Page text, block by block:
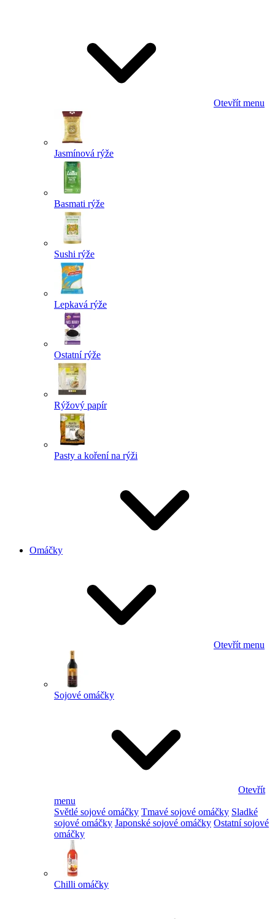
Otevřít menu
Jasmínová rýže
Basmati rýže
Sushi rýže
Lepkavá rýže
Ostatní rýže
Rýžový papír
Pasty a koření na rýži
Omáčky
Otevřít menu
Sojové omáčky
Otevřít
menu
Světlé sojové omáčky Tmavé sojové omáčky Sladké
sojové omáčky Japonské sojové omáčky Ostatní sojové
omáčky
Chilli omáčky